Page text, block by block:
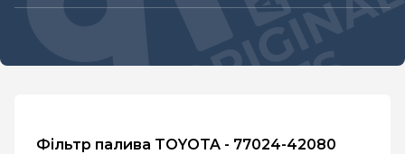
Фільтр палива TOYOTA - 77024-42080